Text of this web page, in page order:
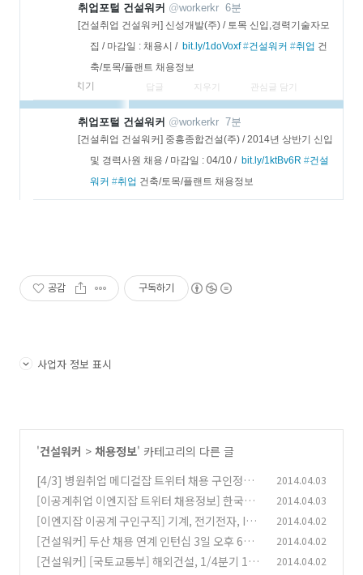
기
취업포털 건설워커 @workerkr 6분
[건설취업 건설워커] 신성개발(주) / 토목 신입,경력기술자모
집 / 마감일 : 채용시 / bit.ly/1doVoxf #건설워커 #취업 건
축/토목/플랜트 채용정보
펼치기
답글 지우기 관심글 담기
기
취업포털 건설워커 @workerkr 7분
[건설취업 건설워커] 중흥종합건설(주) / 2014년 상반기 신입
및 경력사원 채용 / 마감일 : 04/10 / bit.ly/1ktBv6R #건설
워커 #취업 건축/토목/플랜트 채용정보
공감 구독하기
사업자 정보 표시
'건설워커 > 채용정보' 카테고리의 다른 글
[4/3] 병원취업 메디컬잡 트위터 채용 구인정보
(0)
2014.04.03
[이공계취업 이엔지잡 트위터 채용정보] 한국남
동발전, 밴플러스, 서울반도체, 금호전기, 현대파
워텍
(0)
2014.04.03
[이엔지잡 이공계 구인구직] 기계, 전기전자, IT,
연구개발, 기술직 엔지니어 채용정보
(0)
2014.04.02
[건설워커] 두산 채용 연계 인턴십 3일 오후 6시
마감… "지원 자격은?"
(0)
2014.04.02
[건설워커] [국토교통부] 해외건설, 1/4분기 176
2014.04.02